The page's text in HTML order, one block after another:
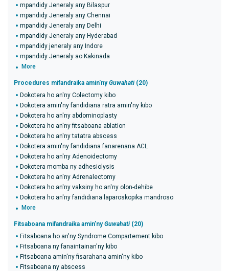
mpandidy Jeneraly any Bilaspur
mpandidy Jeneraly any Chennai
mpandidy Jeneraly any Delhi
mpandidy Jeneraly any Hyderabad
mpandidy jeneraly any Indore
mpandidy Jeneraly ao Kakinada
More
Procedures mifandraika amin'nyGuwahati (20)
Dokotera ho an'ny Colectomy kibo
Dokotera amin'ny fandidiana ratra amin'ny kibo
Dokotera ho an'ny abdominoplasty
Dokotera ho an'ny fitsaboana ablation
Dokotera ho an'ny tatatra abscess
Dokotera amin'ny fandidiana fanarenana ACL
Dokotera ho an'ny Adenoidectomy
Dokotera momba ny adhesiolysis
Dokotera ho an'ny Adrenalectomy
Dokotera ho an'ny vaksiny ho an'ny olon-dehibe
Dokotera ho an'ny fandidiana laparoskopika mandroso
More
Fitsaboana mifandraika amin'nyGuwahati (20)
Fitsaboana ho an'ny Syndrome Compartement kibo
Fitsaboana ny fanaintainan'ny kibo
Fitsaboana amin'ny fisarahana amin'ny kibo
Fitsaboana ny abscess